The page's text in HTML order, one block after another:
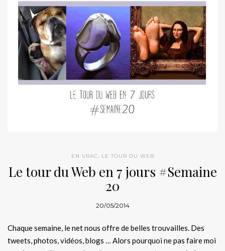
EN VRAC, LE TOUR DU WEB
Le tour du Web en 7 jours #Semaine
20
20/05/2014
Chaque semaine, le net nous offre de belles trouvailles. Des
tweets, photos, vidéos, blogs … Alors pourquoi ne pas faire moi